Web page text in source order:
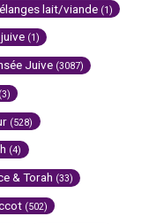
lait/viande (1)
(1)
Juive (3087)
(3)
(528)
(4)
& Torah (33)
(502)